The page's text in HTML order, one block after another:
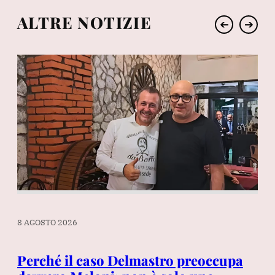
ALTRE NOTIZIE ➔ ➔
8 AGOSTO 2026
Perché il caso Delmastro preoccupa